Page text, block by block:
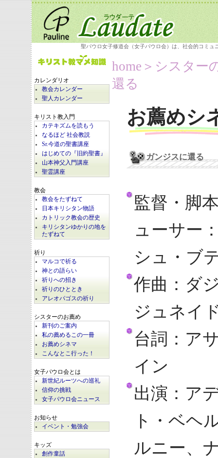
聖パウロ女子修道会（女子パウロ会）は、社会的コミ
カレンダリオ
教会カレンダー
聖人カレンダー
キリスト教入門
カテキズムを読もう
なるほど 社会教説
Sr.今道の聖書講座
はじめての『旧約聖書』
山本神父入門講座
聖霊講座
教会
教会をたずねて
日本キリシタン物語
カトリック教会の歴史
キリシタンゆかりの地を
たずねて
祈り
マルコで祈る
神との語らい
祈りへの招き
祈りのひととき
アレオパゴスの祈り
シスターのお薦め
新刊のご案内
私の薦めるこの一冊
お薦めシネマ
こんなとこ行った！
女子パウロ会とは
新世紀ルーツへの巡礼
信仰の挑戦
女子パウロ会ニュース
お知らせ
イベント・勉強会
キッズ
創作童話
home ＞シスター
還る
お薦めシ
ガンジスに還る
監督・脚
ューサー
シュ・ブ
作曲：ダ
ジュネイ
台詞：ア
イン
出演：ア
ト・ベヘ
ルニー、